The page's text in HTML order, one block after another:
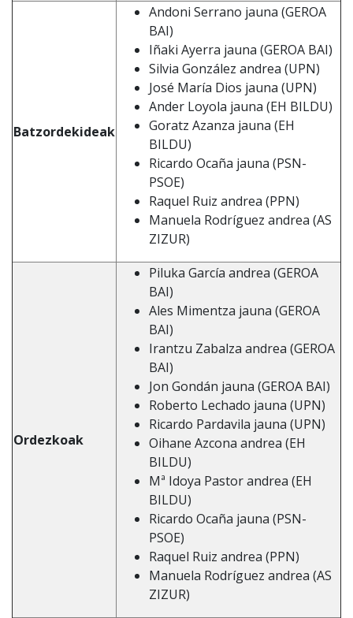
Batzordekideak
Andoni Serrano jauna (GEROA
BAI)
Iñaki Ayerra jauna (GEROA BAI)
Silvia González andrea (UPN)
José María Dios jauna (UPN)
Ander Loyola jauna (EH BILDU)
Goratz Azanza jauna (EH
BILDU)
Ricardo Ocaña jauna (PSN-
PSOE)
Raquel Ruiz andrea (PPN)
Manuela Rodríguez andrea (AS
ZIZUR)
Ordezkoak
Piluka García andrea (GEROA
BAI)
Ales Mimentza jauna (GEROA
BAI)
Irantzu Zabalza andrea (GEROA
BAI)
Jon Gondán jauna (GEROA BAI)
Roberto Lechado jauna (UPN)
Ricardo Pardavila jauna (UPN)
Oihane Azcona andrea (EH
BILDU)
Mª Idoya Pastor andrea (EH
BILDU)
Ricardo Ocaña jauna (PSN-
PSOE)
Raquel Ruiz andrea (PPN)
Manuela Rodríguez andrea (AS
ZIZUR)